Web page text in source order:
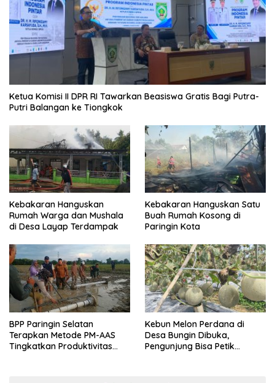
Ketua Komisi II DPR RI Tawarkan Beasiswa Gratis Bagi Putra-
Putri Balangan ke Tiongkok
Kebakaran Hanguskan
Rumah Warga dan Mushala
di Desa Layap Terdampak
Kebakaran Hanguskan Satu
Buah Rumah Kosong di
Paringin Kota
BPP Paringin Selatan
Terapkan Metode PM-AAS
Tingkatkan Produktivitas
Kebun Melon Perdana di
Desa Bungin Dibuka,
Pengunjung Bisa Petik